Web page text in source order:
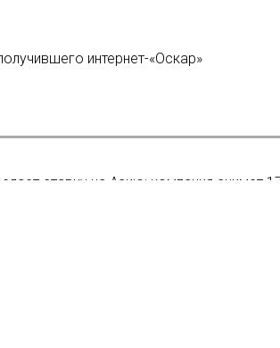
интернет-«Оскар»
ставку на Азию: компания снимет